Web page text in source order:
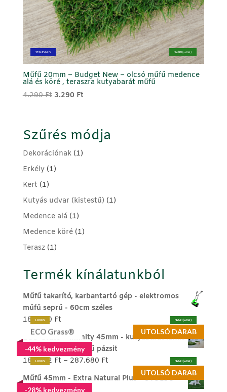
STANDARD NYÁRI (sötét)
Műfű 20mm – Budget New – olcsó műfű medence
alá és köré , teraszra kutyabarát műfű
4.290Ft Original
4.290 Ft.
3.290 FtCurrent
3.290 Ft.
Szűrés módja
Dekorációnak (1)
Erkély (1)
Kert (1)
Kutyás udvar (kistestű) (1)
Medence alá (1)
Medence köré (1)
Terasz (1)
Termék kínálatunkból
Műfű takarító, karbantartó gép - elektromos
műfű seprű - 60cm széles
189.990 Ft
ECO Grass®
LUXUS
UTOLSÓ DARAB
NYÁRI (sötét)
-44% kedvezmény
ECO Grass ® Infinity 45mm - kutyabarát luxus
memóriaszálas műfű pázsit
186.272 Ft – 287.680 FtÁrtartomány:
186.272 Ft
-
LUXUS
UTOLSÓ DARAB
NYÁRI (sötét)
-28% kedvezmény
Műfű 45mm - Extra Natural Plus - UTOLSÓ
DARAB